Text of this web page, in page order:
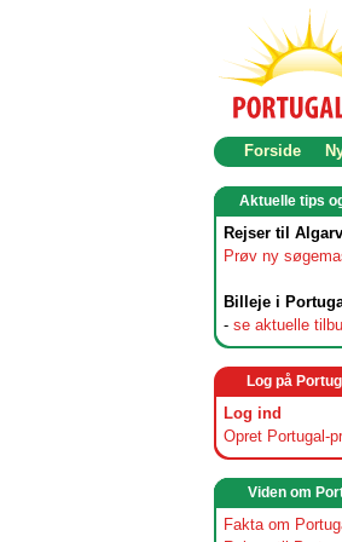
Forside
Aktuelle tips
Rejser til
Prøv ny
Billeje i
- se aktuelle
Log på
Log ind
Opret Portugal-
Viden om
Fakta om